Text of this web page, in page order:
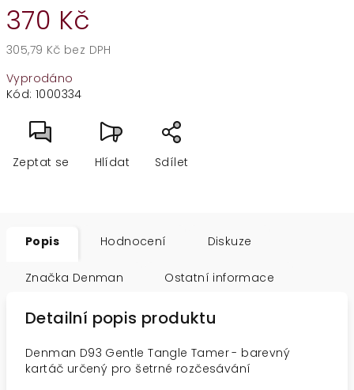
370 Kč
305,79 Kč bez DPH
cena:
Vyprodáno
Kód: 1000334
Zeptat se Hlídat Sdílet
Popis Hodnocení Diskuze
Značka Denman Ostatní informace
Detailní popis produktu
Denman D93 Gentle Tangle Tamer- barevný
kartáč určený pro šetrné rozčesávání